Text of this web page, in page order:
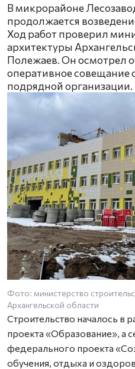
В микрорайоне
продолжается
Ход работ проверил
архитектуры
Полежаев. Он осмотрел
оперативное совещание
подрядной организации.
Фото: министерство
Архангельской области
Строительство началось в
проекта «Образование», а
федерального проекта
обучения, отдыха и